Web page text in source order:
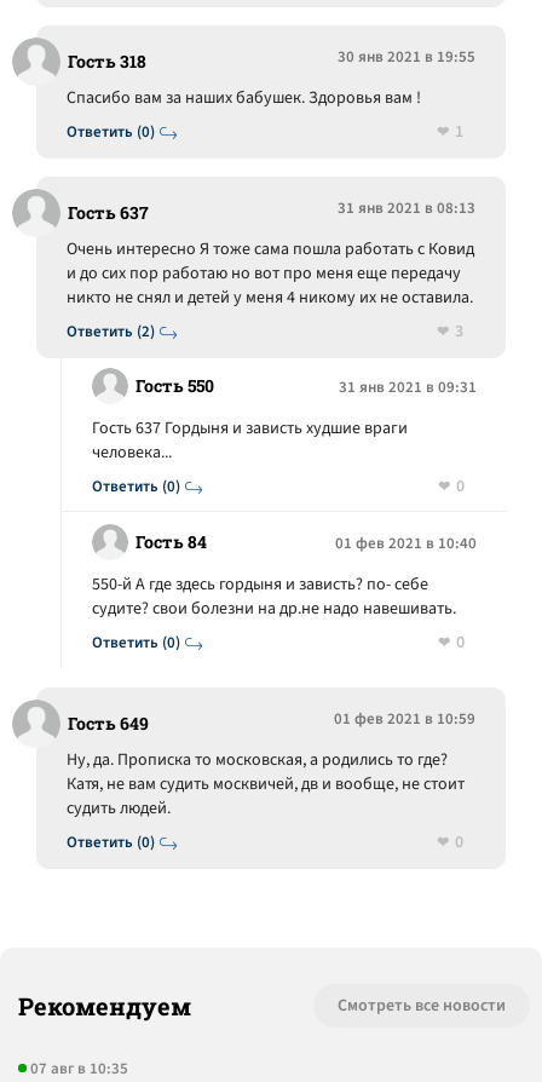
Гость 318 30 янв 2021 в 19:55
Ответить (0)
Спасибо вам за наших бабушек. Здоровья вам !
1
Гость 637 31 янв 2021 в 08:13
Ответить (2)
Очень интересно Я тоже сама пошла работать с Ковид
и до сих пор работаю но вот про меня еще передачу
никто не снял и детей у меня 4 никому их не оставила.
3
Гость 550 31 янв 2021 в 09:31
Ответить (0)
Гость 637 Гордыня и зависть худшие враги
человека...
0
Гость 84 01 фев 2021 в 10:40
Ответить (0)
550-й А где здесь гордыня и зависть? по- себе
судите? свои болезни на др.не надо навешивать.
0
Гость 649 01 фев 2021 в 10:59
Ответить (0)
Ну, да. Прописка то московская, а родились то где?
Катя, не вам судить москвичей, дв и вообще, не стоит
судить людей.
0
Рекомендуем Смотреть все новости
07 авг в 10:35